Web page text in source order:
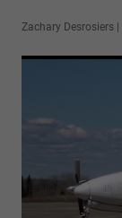
Zachary Desrosiers